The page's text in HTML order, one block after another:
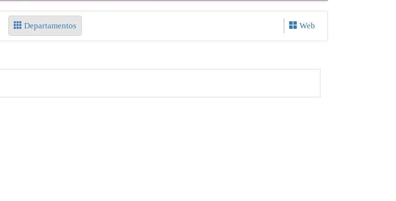
Departamentos Web